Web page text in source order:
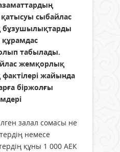
қатысуы сыбайлас
табылады.
жемқорлық
жайында
біржолғы
залал сомасы не
немесе
құны 1 000 АЕК